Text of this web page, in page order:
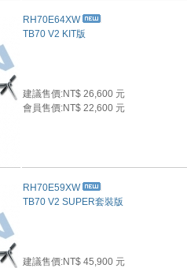
RH70E64XW
TB70 V2 KIT版
建議售價:NT$ 26,600 元
會員售價:NT$ 22,600 元
RH70E59XW
TB70 V2 SUPER套裝版
建議售價:NT$ 45,900 元